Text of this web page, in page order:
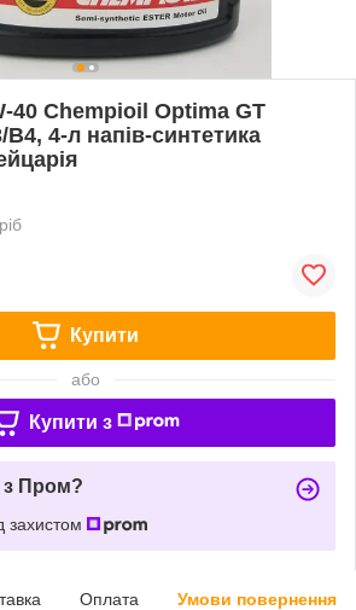
40 Chempioil Optima GT
B4, 4-л напів-синтетика
Купити
або
Купити з
з Пром?
захистом
Оплата Умови повернення